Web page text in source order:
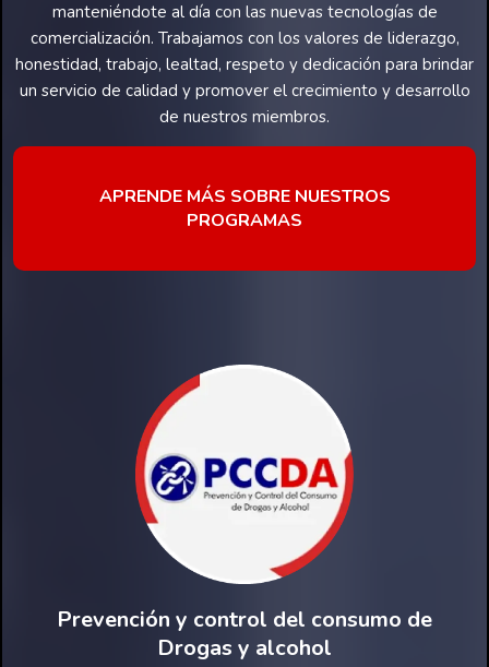
manteniéndote al día con las nuevas tecnologías de
comercialización. Trabajamos con los valores de liderazgo,
honestidad, trabajo, lealtad, respeto y dedicación para brindar
un servicio de calidad y promover el crecimiento y desarrollo
de nuestros miembros.
APRENDE MÁS SOBRE NUESTROS
PROGRAMAS
Prevención y control del consumo de
Drogas y alcohol